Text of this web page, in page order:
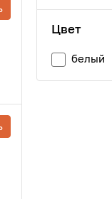
Цвет
белый